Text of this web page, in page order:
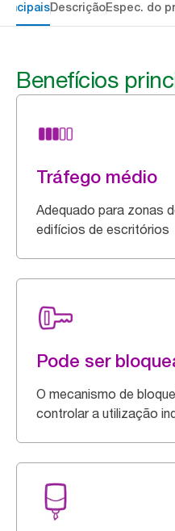
DescriçãoEspec. do
Benefícios
Tráfego médio
Adequado para zonas
edifícios de escritórios
Pode ser
O mecanismo de
controlar a utilização